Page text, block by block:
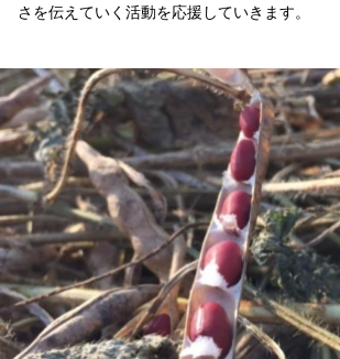
さを伝えていく活動を応援していきます。